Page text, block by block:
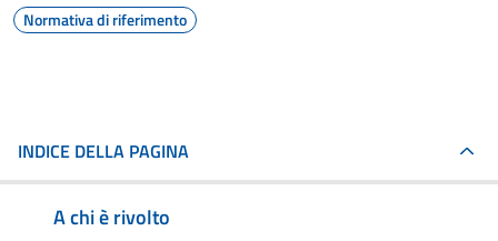
Normativa di riferimento
INDICE DELLA PAGINA
A chi è rivolto